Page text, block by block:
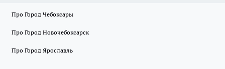
Про Город Чебоксары
Про Город Новочебоксарск
Про Город Ярославль